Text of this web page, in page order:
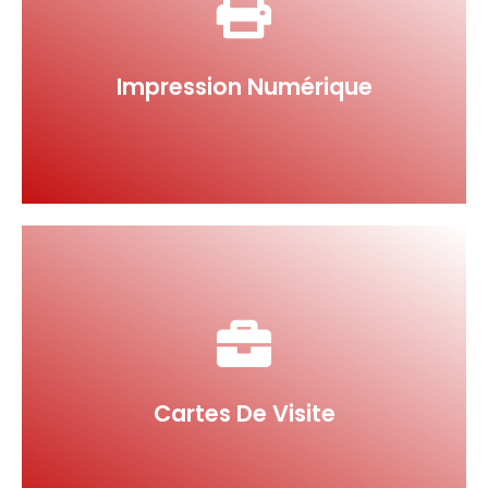
Impression Numérique
Impression numérique
En savoir plus
Cartes De Visite
Cartes de visite
En savoir plus